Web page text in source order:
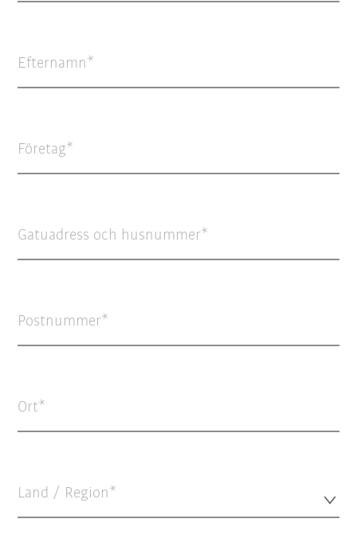
Efternamn
Företag
Gatuadress och husnummer
Postnummer
Ort
Land / Region*